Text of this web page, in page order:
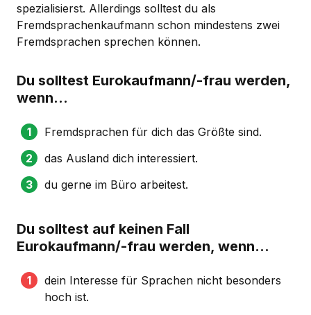
spezialisierst. Allerdings solltest du als
Fremdsprachenkaufmann schon mindestens zwei
Fremdsprachen sprechen können.
Du solltest Eurokaufmann/-frau werden,
wenn...
Fremdsprachen für dich das Größte sind.
das Ausland dich interessiert.
du gerne im Büro arbeitest.
Du solltest auf keinen Fall
Eurokaufmann/-frau werden, wenn...
dein Interesse für Sprachen nicht besonders
hoch ist.